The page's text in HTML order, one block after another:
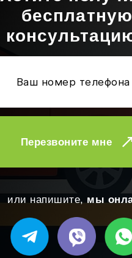
бесплатную
Перезвоните мне
или напишите, мы